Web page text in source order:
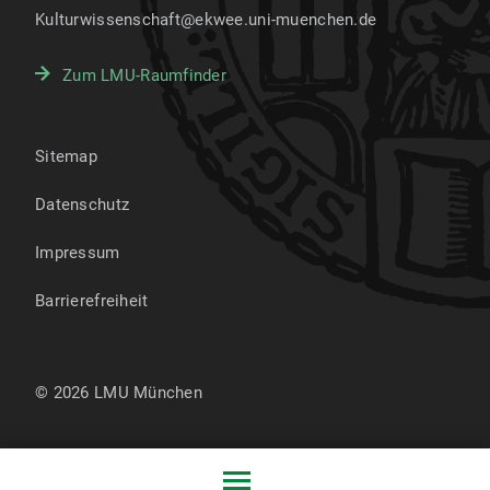
Kulturwissenschaft@ekwee.uni-muenchen.de
Zum LMU-Raumfinder
Sitemap
Datenschutz
Impressum
Barrierefreiheit
© 2026 LMU München